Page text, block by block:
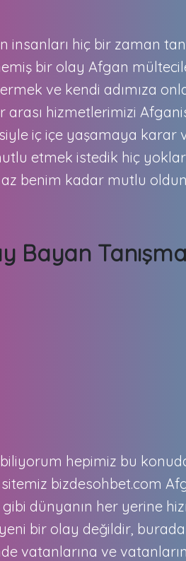
hiç bir zaman
bir olay Afgan
ve kendi adımıza
hizmetlerimizi
iç içe yaşamaya karar
etmek istedik hiç
benim kadar mutlu
Bayan
hepimiz bu
bizdesohbet.com
dünyanın her yerine
bir olay değildir,
vatanlarına ve